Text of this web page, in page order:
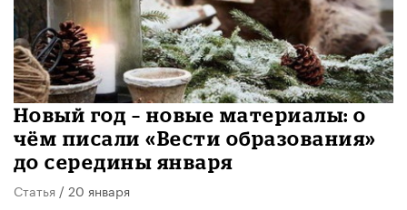
Новый год – новые материалы: о
чём писали «Вести образования»
до середины января
Статья / 20 января